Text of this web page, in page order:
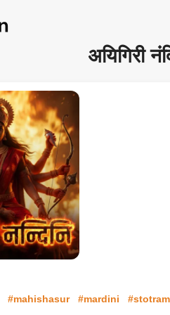
अयिगिरी
#mahishasur #mardini #stotram